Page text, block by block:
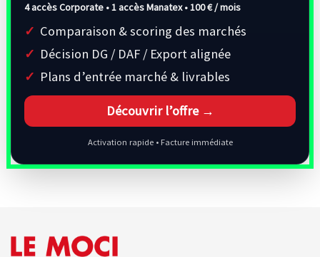
4 accès Corporate • 1 accès Manatex •100 € / mois
Comparaison & scoring des marchés
Décision DG / DAF / Export alignée
Plans d’entrée marché & livrables
Découvrir l’offre →
Activation rapide • Facture immédiate